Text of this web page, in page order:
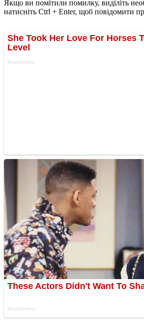
Якщо ви помітили помилку, виділіть
натисніть Ctrl + Enter, щоб повідомити